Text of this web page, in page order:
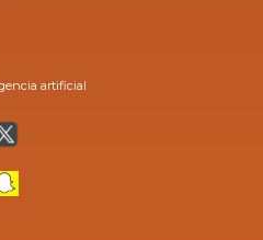
artificial